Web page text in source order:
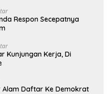
Respon Secepatnya
Kunjungan Kerja, Di
Alam Daftar Ke Demokrat